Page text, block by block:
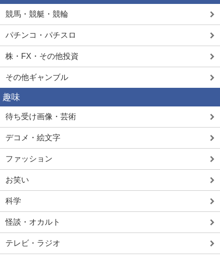
競馬・競艇・競輪
パチンコ・パチスロ
株・FX・その他投資
その他ギャンブル
趣味
待ち受け画像・芸術
デコメ・絵文字
ファッション
お笑い
科学
怪談・オカルト
テレビ・ラジオ